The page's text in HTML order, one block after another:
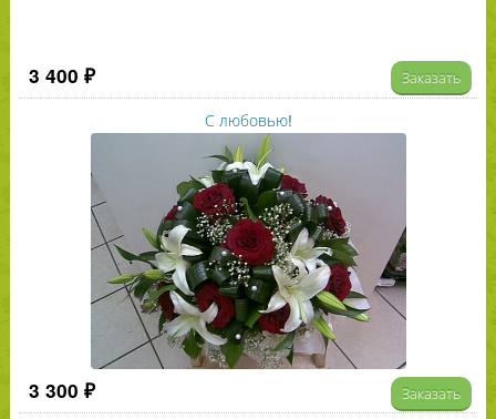
3 400 ₽ Заказать
С любовью!
3 300 ₽ Заказать